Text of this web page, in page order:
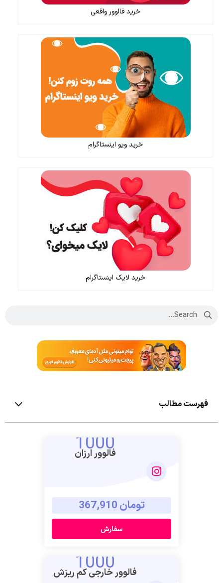
خرید فالوور واقعی
خرید ویو اینستاگرام
خرید لایک اینستاگرام
فهرست مطالب
1000
فالوور ارزان
تومان 367,910
سفارش
1000
فالوور خارجی کم ریزش